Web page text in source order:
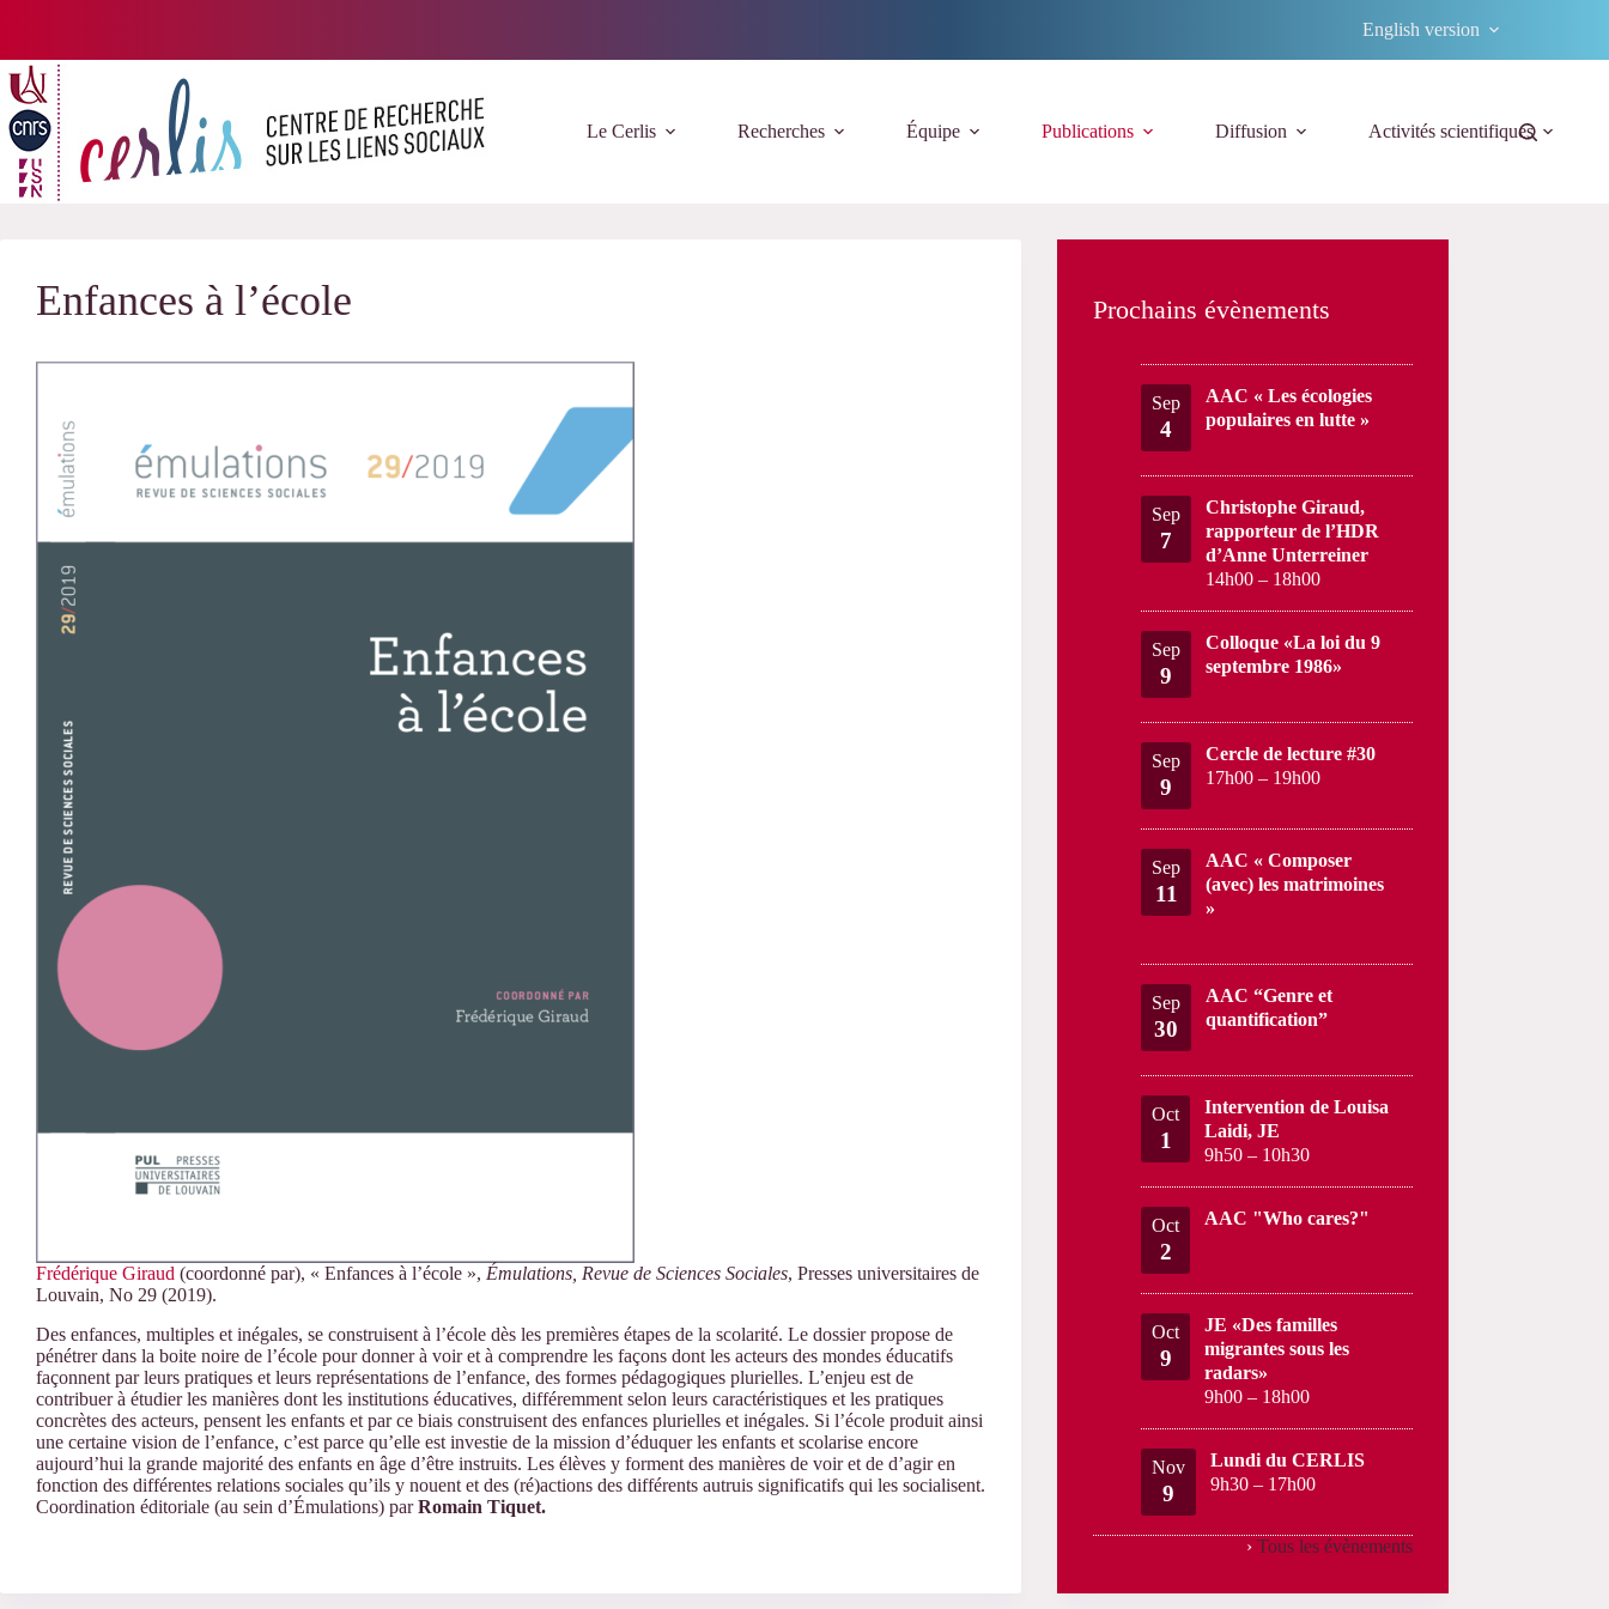
English version
Le Cerlis Recherches Équipe Publications Diffusion Activités scientifiques
Enfances à l’école
Frédérique Giraud (coordonné par), « Enfances à l’école », Émulations, Revue de Sciences Sociales, Presses universitaires de
Louvain, No 29 (2019).
Des enfances, multiples et inégales, se construisent à l’école dès les premières étapes de la scolarité. Le dossier propose de
pénétrer dans la boite noire de l’école pour donner à voir et à comprendre les façons dont les acteurs des mondes éducatifs
façonnent par leurs pratiques et leurs représentations de l’enfance, des formes pédagogiques plurielles. L’enjeu est de
contribuer à étudier les manières dont les institutions éducatives, différemment selon leurs caractéristiques et les pratiques
concrètes des acteurs, pensent les enfants et par ce biais construisent des enfances plurielles et inégales. Si l’école produit ainsi
une certaine vision de l’enfance, c’est parce qu’elle est investie de la mission d’éduquer les enfants et scolarise encore
aujourd’hui la grande majorité des enfants en âge d’être instruits. Les élèves y forment des manières de voir et de d’agir en
fonction des différentes relations sociales qu’ils y nouent et des (ré)actions des différents autruis significatifs qui les socialisent.
Coordination éditoriale (au sein d’Émulations) parRomain Tiquet.
Prochains évènements
Sep
4
AAC « Les écologies
populaires en lutte »
Sep
7
Christophe Giraud,
rapporteur de l’HDR
d’Anne Unterreiner
14h00 – 18h00
Sep
9
Colloque «La loi du 9
septembre 1986»
Sep
9
Cercle de lecture #30
17h00 – 19h00
Sep
11
AAC « Composer
(avec) les matrimoines
»
Sep
30
AAC “Genre et
quantification”
Oct
1
Intervention de Louisa
Laidi, JE
9h50 – 10h30
Oct
2
AAC "Who cares?"
Oct
9
JE «Des familles
migrantes sous les
radars»
9h00 – 18h00
Nov
9
Lundi du CERLIS
9h30 – 17h00
› Tous les évènements